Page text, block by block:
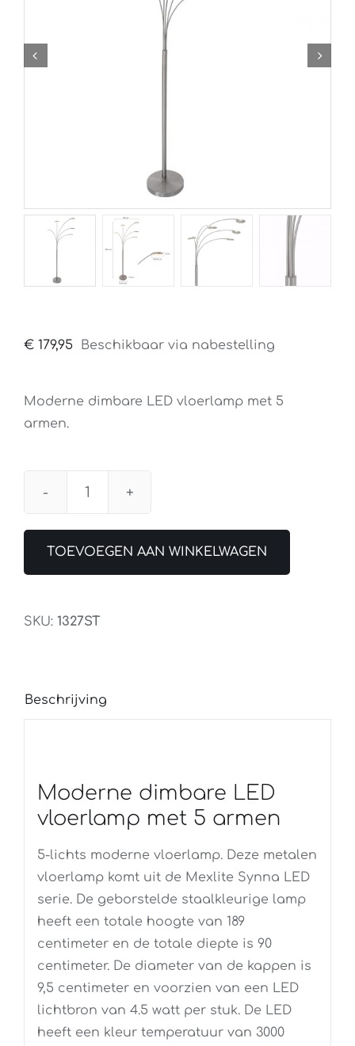
€ 179,95 Beschikbaar via nabestelling
Moderne dimbare LED vloerlamp met 5
armen.
Vloerlamp
Mexlite
TOEVOEGEN AAN WINKELWAGEN
SKU: 1327ST
Beschrijving
Moderne dimbare LED
vloerlamp met 5 armen
5-lichts moderne vloerlamp. Deze metalen
vloerlamp komt uit de Mexlite Synna LED
serie. De geborstelde staalkleurige lamp
heeft een totale hoogte van 189
centimeter en de totale diepte is 90
centimeter. De diameter van de kappen is
9,5 centimeter en voorzien van een LED
lichtbron van 4.5 watt per stuk. De LED
heeft een kleur temperatuur van 3000